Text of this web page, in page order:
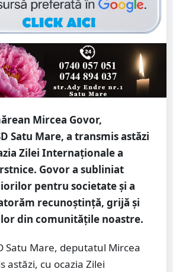
Mircea Govor,
Satu Mare, a transmis astăzi
Zilei Internaționale a
Govor a subliniat
pentru societate și a
recunoștință, grijă și
din comunitățile noastre.
Satu Mare, deputatul Mircea
astăzi, cu ocazia Zilei